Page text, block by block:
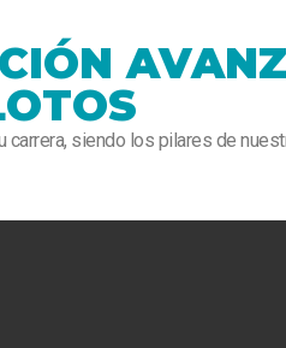
siendo los pilares de